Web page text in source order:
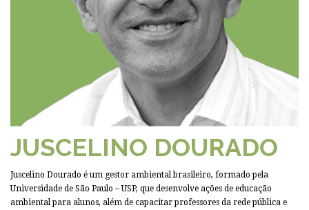
JUSCELINO DOURADO
Juscelino Dourado é um gestor ambiental brasileiro, formado pela
Universidade de São Paulo – USP, que desenvolve ações de educação
ambiental para alunos, além de capacitar professores da rede pública e